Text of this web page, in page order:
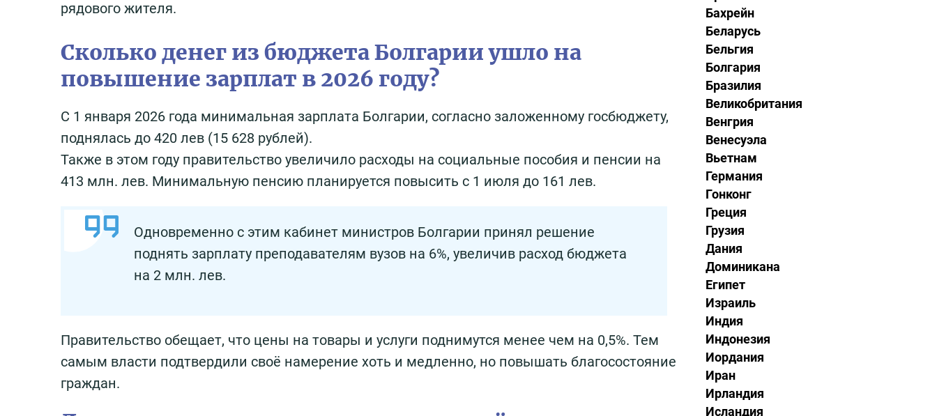
рядового жителя.
Сколько денег из бюджета Болгарии ушло на
повышение зарплат в 2026 году?
С 1 января 2026 года минимальная зарплата Болгарии, согласно заложенному госбюджету,
поднялась до 420 лев (15 628 рублей).
Также в этом году правительство увеличило расходы на социальные пособия и пенсии на
413 млн. лев. Минимальную пенсию планируется повысить с 1 июля до 161 лев.
Одновременно с этим кабинет министров Болгарии принял решение
поднять зарплату преподавателям вузов на 6%, увеличив расход бюджета
на 2 млн. лев.
Правительство обещает, что цены на товары и услуги поднимутся менее чем на 0,5%. Тем
самым власти подтвердили своё намерение хоть и медленно, но повышать благосостояние
граждан.
Бахрейн
Беларусь
Бельгия
Болгария
Бразилия
Великобритания
Венгрия
Венесуэла
Вьетнам
Германия
Гонконг
Греция
Грузия
Дания
Доминикана
Египет
Израиль
Индия
Индонезия
Иордания
Иран
Ирландия
Исландия